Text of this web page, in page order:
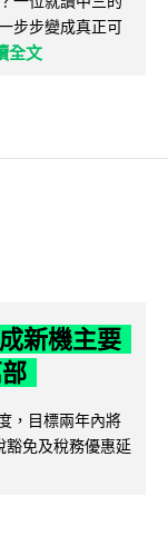
步步變成真正可
全文
新機主要
，目標兩年內將
豁免及稅務優惠延